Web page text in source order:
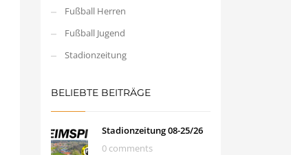
Fußball Herren
Fußball Jugend
Stadionzeitung
BELIEBTE BEITRÄGE
Stadionzeitung 08-25/26
0 comments